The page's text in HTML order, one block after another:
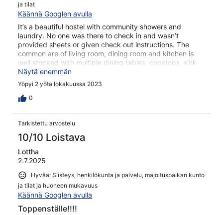
ja tilat
Käännä Googlen avulla
It’s a beautiful hostel with community showers and
laundry. No one was there to check in and wasn’t
provided sheets or given check out instructions. The
common are of living room, dining room and kitchen is
well stocked with multiple dining tables, cooktops, sink
and microwaves. The pantry and refrigerators are
labeled with your room number. It was very quiet. I had a
half bath in my room. The room is beautiful decorated.
Enjoyed my stay. Gave it 4 star due to lack of
Näytä enemmän
Yöpyi 2 yötä lokakuussa 2023
0
Tarkistettu arvostelu
10/10 Loistava
Lottha
2.7.2025
Hyvää: Siisteys, henkilökunta ja palvelu, majoituspaikan kunto
ja tilat ja huoneen mukavuus
Käännä Googlen avulla
Toppenställe!!!!